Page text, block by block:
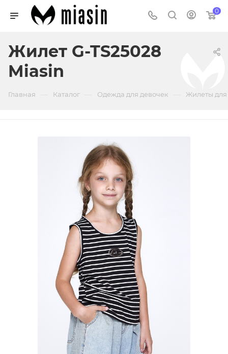
0
Жилет G-TS25028
Miasin
Главная Каталог Одежда для девочек Жилеты для